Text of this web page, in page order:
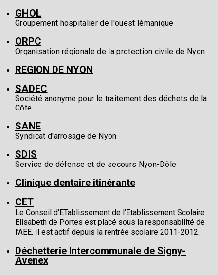
GHOL
Groupement hospitalier de l'ouest lémanique
ORPC
Organisation régionale de la protection civile de Nyon
REGION DE NYON
SADEC
Société anonyme pour le traitement des déchets de la
Côte
SANE
Syndicat d'arrosage de Nyon
SDIS
Service de défense et de secours Nyon-Dôle
Clinique dentaire itinérante
CET
Le Conseil d‘ETablissement de l’Etablissement Scolaire
Elisabeth de Portes est placé sous la responsabilité de
l’AEE. Il est actif depuis la rentrée scolaire 2011-2012.
Déchetterie Intercommunale de Signy-
Avenex